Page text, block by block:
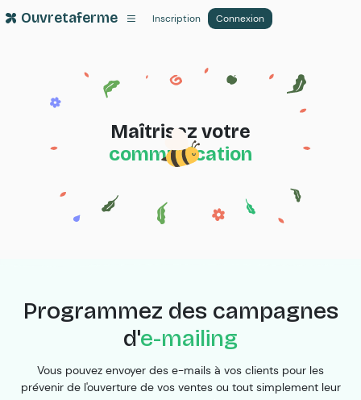
Ouvretaferme Inscription Connexion
Maîtrisez votre
communication
Programmez des campagnes
d'e-mailing
Vous pouvez envoyer des e-mails à vos clients pour les
prévenir de l'ouverture de vos ventes ou tout simplement leur